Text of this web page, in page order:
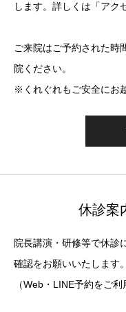
します。詳しくは「アク
ご来院はご予約された時
院ください。
※くれぐれもご安全にお
休診案
院長講演・研修等で休診
確認をお願いいたします。
（Web・LINE予約をご利